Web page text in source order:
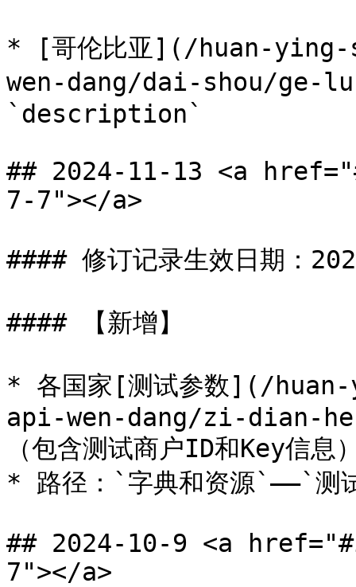
* [哥伦比亚](/huan-
wen-dang/dai-shou/ge-
`description`
## 2024-11-13 <a
7-7"></a>
#### 修订记录生效日期：
#### 【新增】
* 各国家[测试参数](/
api-wen-dang/zi-dian-
（包含测试商户ID和Key信息
* 路径：`字典和资源`——`测
## 2024-10-9 <a
7"></a>